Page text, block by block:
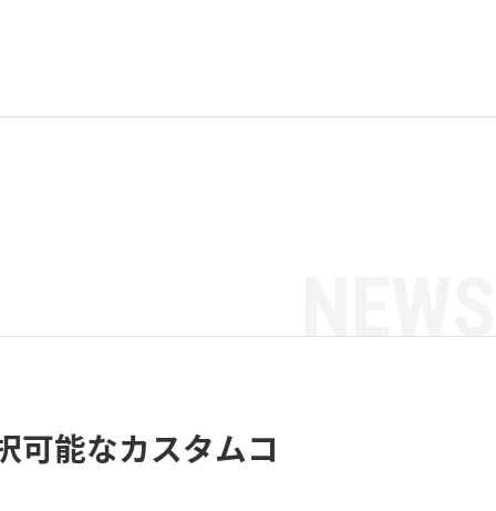
能なカスタムコ